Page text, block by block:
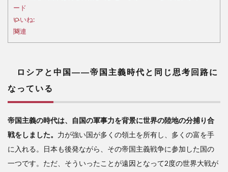
時代
と同
じ思
なっ
てい
る
情
信に
工夫
を
ード
いいね:
関連
ロシアと中国――帝国主義時代と同じ思考回路に
なっている
帝国主義の時代は、自国の軍事力を背景に世界の陸地の分捕り合
戦をしました。 力が強い国が多くの領土を所有し、多くの富を手
に入れる。日本も後発ながら、その帝国主義戦争に参加した国の
一つです。ただ、そういったことが遠因となって2度の世界大戦が